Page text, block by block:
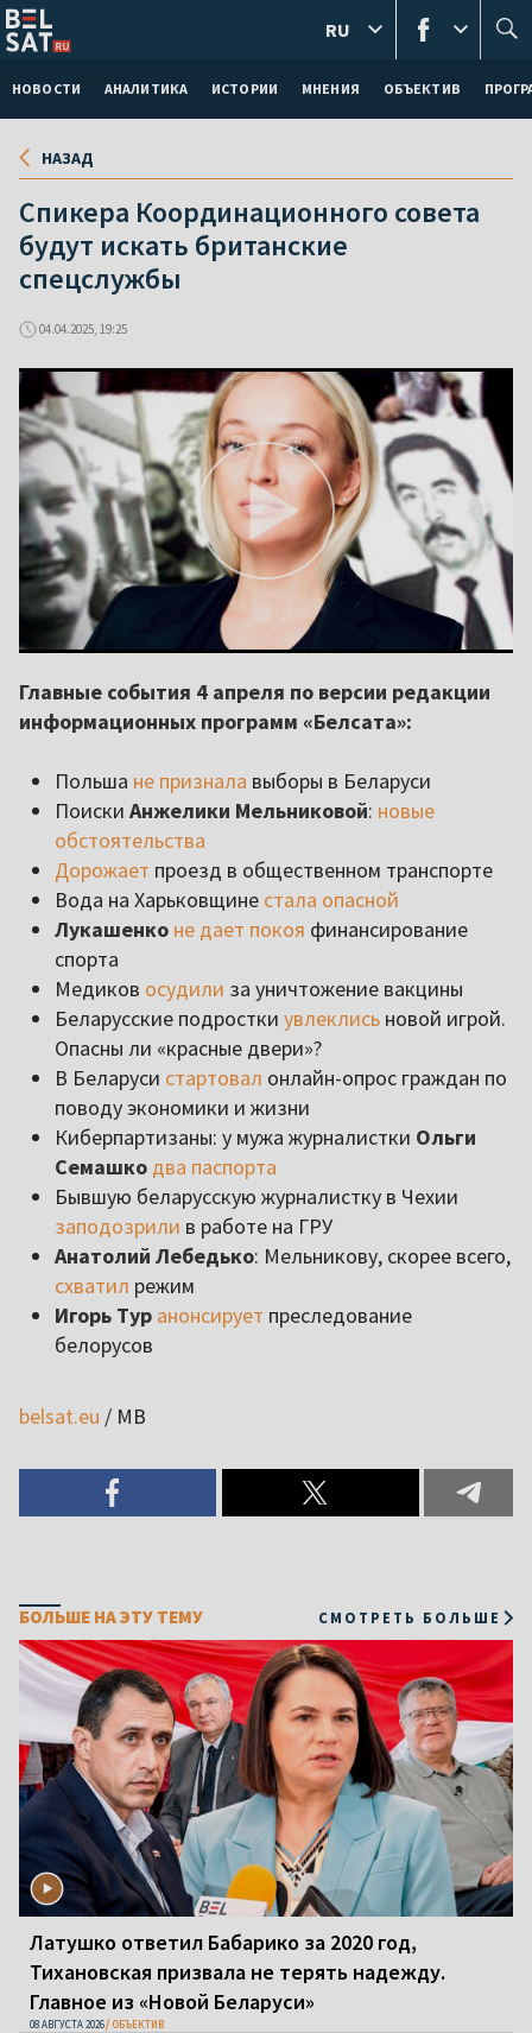
НОВОСТИ АНАЛИТИКА ИСТОРИИ МНЕНИЯ ОБЪЕКТИВ
RU
НАЗАД
Спикера Координационного совета
будут искать британские
спецслужбы
04.04.2025, 19:25
Главные события 4 апреля по версии редакции
информационных программ «Белсата»:
Польша не признала выборы в Беларуси
Поиски Анжелики Мельниковой: новые
обстоятельства
Дорожает проезд в общественном транспорте
Вода на Харьковщине стала опасной
Лукашенко не дает покоя финансирование
спорта
Медиков осудили за уничтожение вакцины
Беларусские подростки увлеклись новой игрой.
Опасны ли «красные двери»?
В Беларуси стартовал онлайн-опрос граждан по
поводу экономики и жизни
Киберпартизаны: у мужа журналистки Ольги
Семашко два паспорта
Бывшую беларусскую журналистку в Чехии
заподозрили в работе на ГРУ
Анатолий Лебедько: Мельникову, скорее всего,
схватил режим
Игорь Тур анонсирует преследование
белорусов
belsat.eu / MB
БОЛЬШЕ НА ЭТУ ТЕМУ СМОТРЕТЬ БОЛЬШЕ
Латушко ответил Бабарико за 2020 год,
Тихановская призвала не терять надежду.
Главное из «Новой Беларуси»
08 АВГУСТА 2026 ОБЪЕКТИВ